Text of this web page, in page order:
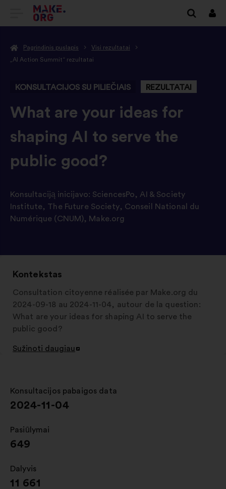
EITI
PAGRINDINĮ
PUSLAPĮ
Pagrindinis puslapis
Visi rezultatai
„AI Action Summit“ rezultatai
KONSULTACIJOS SU PILIEČIAIS REZULTATAI
-
What are your ideas for
shaping AI to serve the
public good?
Konsultaciją inicijavo: SciencesPo, AI & Society
Institute, The Future Society, Conseil National du
Numérique (CNUM), Make.org
Kontekstas
Consultation citoyenne réalisée par Make.org du
2024-09-18 au 2024-11-04, autour de la question:
What are your ideas for shaping AI to serve the
public good?
Sužinoti daugiau
Atverti
Konsultacijos pabaigos data
:
2024-11-04
Pasiūlymai
:
649
Dalyvis
:
11 661